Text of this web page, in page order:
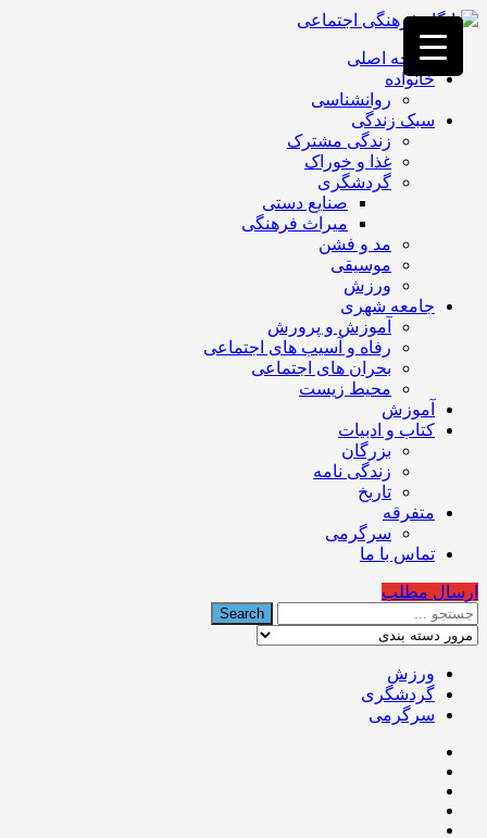
فصد
خون
غرب
تهران
خشکشویی
تصفیه
تهران
صفحه اصلی
خانواده
روانشناسی
سبک زندگی
زندگی مشترک
غذا و خوراک
گردشگری
صنایع دستی
میراث فرهنگی
مد و فشن
موسیقی
ورزش
جامعه شهری
آموزش و پرورش
رفاه و آسیب های اجتماعی
بحران های اجتماعی
محیط زیست
آموزش
کتاب و ادبیات
بزرگان
زندگی نامه
تاریخ
متفرقه
سرگرمی
تماس با ما
ارسال مطلب
ورزش
گردشگری
سرگرمی